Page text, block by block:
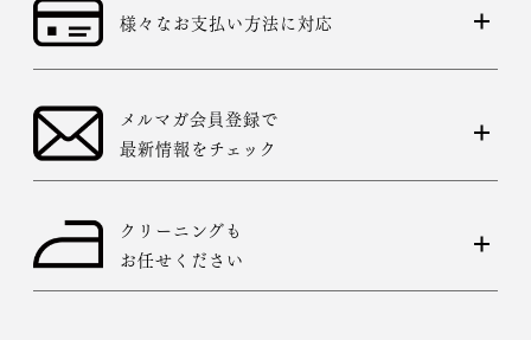
様々なお支払い方法に対応
メルマガ会員登録で
最新情報をチェック
クリーニングも
お任せください